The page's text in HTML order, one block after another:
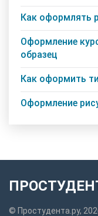
Как оформлять
Оформление
образец
Как оформить
Оформление
© Простудента.ру,